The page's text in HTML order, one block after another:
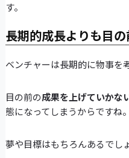
す。
長期的成長よりも目
ベンチャーは長期的に物事を
目の前の成果を上げていかな
態になってしまうからですね。
夢や目標はもちろんあるでし